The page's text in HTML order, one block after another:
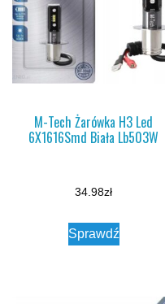
M-Tech Żarówka H3 Led
6X1616Smd Biała Lb503W
34.98zł
Sprawdź